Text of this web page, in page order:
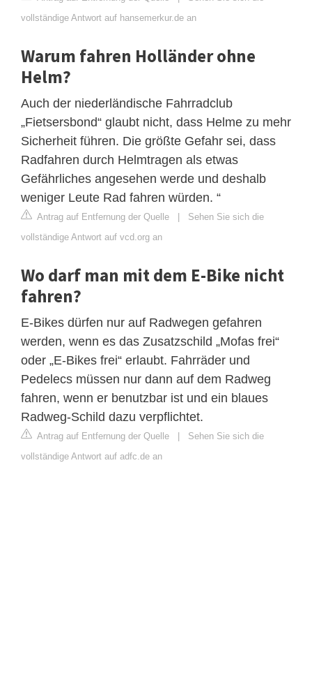
vollständige Antwort auf hansemerkur.de an
Warum fahren Holländer ohne
Helm?
Auch der niederländische Fahrradclub
„Fietsersbond“ glaubt nicht, dass Helme zu mehr
Sicherheit führen. Die größte Gefahr sei, dass
Radfahren durch Helmtragen als etwas
Gefährliches angesehen werde und deshalb
weniger Leute Rad fahren würden. “
Antrag auf Entfernung der Quelle | Sehen Sie sich die
vollständige Antwort auf vcd.org an
Wo darf man mit dem E-Bike nicht
fahren?
E-Bikes dürfen nur auf Radwegen gefahren
werden, wenn es das Zusatzschild „Mofas frei“
oder „E-Bikes frei“ erlaubt. Fahrräder und
Pedelecs müssen nur dann auf dem Radweg
fahren, wenn er benutzbar ist und ein blaues
Radweg-Schild dazu verpflichtet.
Antrag auf Entfernung der Quelle | Sehen Sie sich die
vollständige Antwort auf adfc.de an